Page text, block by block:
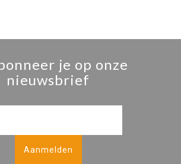
je op onze
nieuwsbrief
Aanmelden